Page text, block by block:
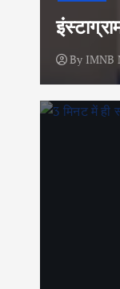
By IMNB